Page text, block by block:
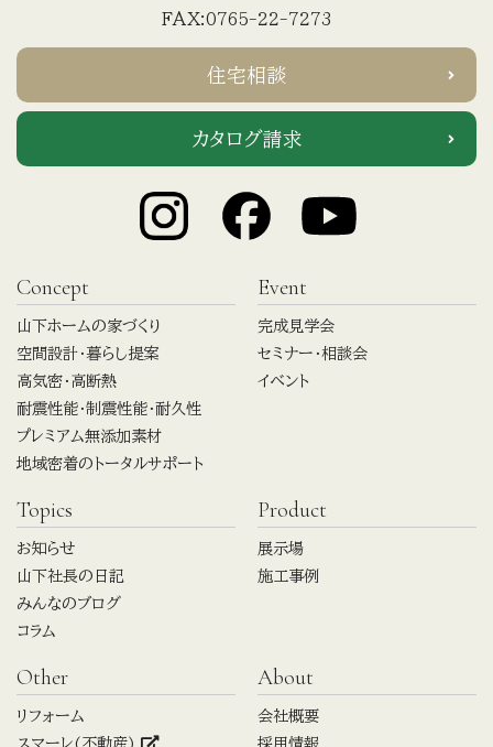
FAX:0765-22-7273
住宅相談
カタログ請求
Concept
山下ホームの家づくり
空間設計・暮らし提案
高気密・高断熱
耐震性能・制震性能・耐久性
プレミアム無添加素材
地域密着のトータルサポート
Event
完成見学会
セミナー・相談会
イベント
Topics
お知らせ
山下社長の日記
みんなのブログ
コラム
Product
展示場
施工事例
Other
リフォーム
スマーレ(不動産)
About
会社概要
採用情報